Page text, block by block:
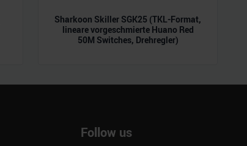
Sharkoon Skiller SGK25 (TKL-Format,
lineare vorgeschmierte Huano Red
50M Switches, Drehregler)
Follow us